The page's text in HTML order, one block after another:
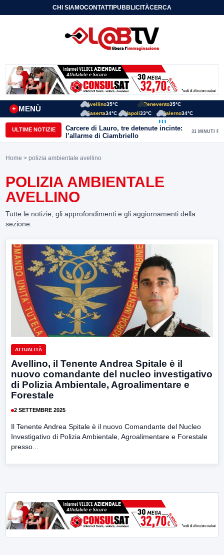
CHI SIAMOCONTATTIPUBBLICITÀCERCA
MENÙ
+
Avellino35°C Benevento35°C
Caserta34°C Napoli33°C Salerno34°C
ULTIME NOTIZIE
Carcere di Lauro, tre detenute incinte:
l’allarme di Ciambriello
31 MINUTI FA
Home > polizia ambientale avellino
POLIZIA AMBIENTALE
AVELLINO
Tutte le notizie, gli approfondimenti e gli aggiornamenti della
sezione.
ATTUALITÀ
Avellino, il Tenente Andrea Spitale è il
nuovo comandante del nucleo investigativo
di Polizia Ambientale, Agroalimentare e
Forestale
2 SETTEMBRE 2025
Il Tenente Andrea Spitale è il nuovo Comandante del Nucleo
Investigativo di Polizia Ambientale, Agroalimentare e Forestale
presso...